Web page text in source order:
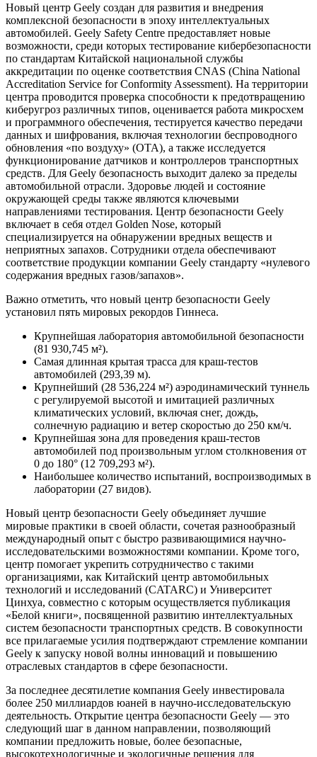
Новый центр Geely создан для развития и внедрения
комплексной безопасности в эпоху интеллектуальных
автомобилей. Geely Safety Centre предоставляет новые
возможности, среди которых тестирование кибербезопасности
по стандартам Китайской национальной службы
аккредитации по оценке соответствия CNAS (China National
Accreditation Service for Conformity Assessment). На территории
центра проводится проверка способности к предотвращению
киберугроз различных типов, оценивается работа микросхем
и программного обеспечения, тестируется качество передачи
данных и шифрования, включая технологии беспроводного
обновления «по воздуху» (OTA), а также исследуется
функционирование датчиков и контроллеров транспортных
средств. Для Geely безопасность выходит далеко за пределы
автомобильной отрасли. Здоровье людей и состояние
окружающей среды также являются ключевыми
направлениями тестирования. Центр безопасности Geely
включает в себя отдел Golden Nose, который
специализируется на обнаружении вредных веществ и
неприятных запахов. Сотрудники отдела обеспечивают
соответствие продукции компании Geely стандарту «нулевого
содержания вредных газов/запахов».
Важно отметить, что новый центр безопасности Geely
установил пять мировых рекордов Гиннеса.
Крупнейшая лаборатория автомобильной безопасности
(81 930,745 м²).
Самая длинная крытая трасса для краш-тестов
автомобилей (293,39 м).
Крупнейший (28 536,224 м²) аэродинамический туннель
с регулируемой высотой и имитацией различных
климатических условий, включая снег, дождь,
солнечную радиацию и ветер скоростью до 250 км/ч.
Крупнейшая зона для проведения краш-тестов
автомобилей под произвольным углом столкновения от
0 до 180° (12 709,293 м²).
Наибольшее количество испытаний, воспроизводимых в
лаборатории (27 видов).
Новый центр безопасности Geely объединяет лучшие
мировые практики в своей области, сочетая разнообразный
международный опыт с быстро развивающимися научно-
исследовательскими возможностями компании. Кроме того,
центр помогает укрепить сотрудничество с такими
организациями, как Китайский центр автомобильных
технологий и исследований (CATARC) и Университет
Цинхуа, совместно с которым осуществляется публикация
«Белой книги», посвященной развитию интеллектуальных
систем безопасности транспортных средств. В совокупности
все прилагаемые усилия подтверждают стремление компании
Geely к запуску новой волны инноваций и повышению
отраслевых стандартов в сфере безопасности.
За последнее десятилетие компания Geely инвестировала
более 250 миллиардов юаней в научно-исследовательскую
деятельность. Открытие центра безопасности Geely — это
следующий шаг в данном направлении, позволяющий
компании предложить новые, более безопасные,
высокотехнологичные и экологичные решения для